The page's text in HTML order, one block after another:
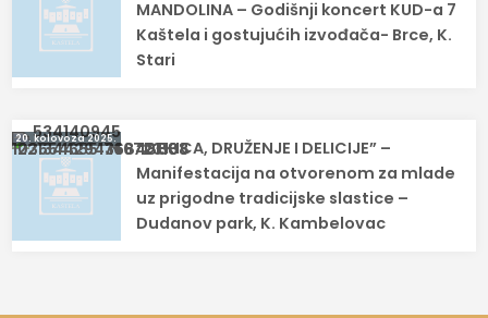
objava
MANDOLINA – Godišnji koncert KUD-a 7
Kaštela i gostujućih izvođača- Brce, K.
Stari
20. kolovoza 2025.
“DEKICA, DRUŽENJE I DELICIJE” –
Manifestacija na otvorenom za mlade
uz prigodne tradicijske slastice –
Dudanov park, K. Kambelovac